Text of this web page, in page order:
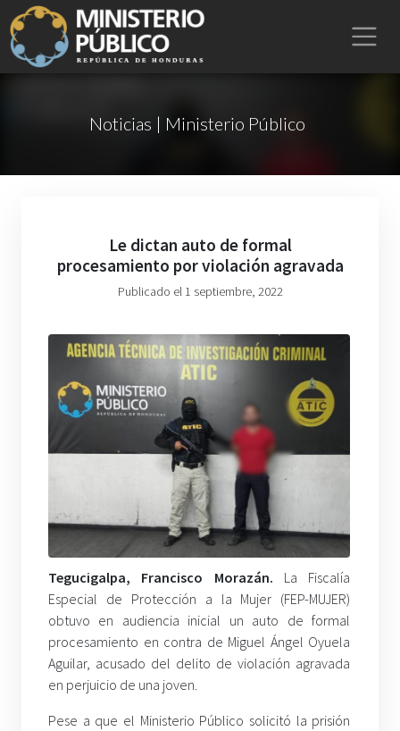
Noticias | Ministerio Público
Le dictan auto de formal
procesamiento por violación agravada
Publicado el 1 septiembre, 2022
Tegucigalpa, Francisco Morazán. La Fiscalía
Especial de Protección a la Mujer (FEP-MUJER)
obtuvo en audiencia inicial un auto de formal
procesamiento en contra de Miguel Ángel Oyuela
Aguilar, acusado del delito de violación agravada
en perjuicio de una joven.
Pese a que el Ministerio Público solicitó la prisión